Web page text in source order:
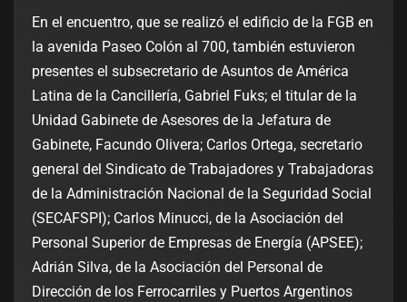
En el encuentro, que se realizó el edificio de la FGB en
la avenida Paseo Colón al 700, también estuvieron
presentes el subsecretario de Asuntos de América
Latina de la Cancillería, Gabriel Fuks; el titular de la
Unidad Gabinete de Asesores de la Jefatura de
Gabinete, Facundo Olivera; Carlos Ortega, secretario
general del Sindicato de Trabajadores y Trabajadoras
de la Administración Nacional de la Seguridad Social
(SECAFSPI); Carlos Minucci, de la Asociación del
Personal Superior de Empresas de Energía (APSEE);
Adrián Silva, de la Asociación del Personal de
Dirección de los Ferrocarriles y Puertos Argentinos